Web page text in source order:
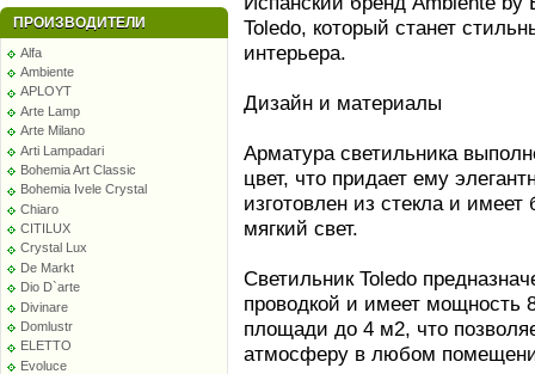
ПРОИЗВОДИТЕЛИ
Alfa
Ambiente
APLOYT
Arte Lamp
Arte Milano
Arti Lampadari
Bohemia Art Classic
Bohemia Ivele Crystal
Chiaro
CITILUX
Crystal Lux
De Markt
Dio D`arte
Divinare
Domlustr
ELETTO
Evoluce
Toledo, который станет
интерьера.
Дизайн и материалы
Арматура светильника
цвет, что придает ему
изготовлен из стекла и
мягкий свет.
Светильник Toledo
проводкой и имеет мощность
площади до 4 м2, что
атмосферу в любом